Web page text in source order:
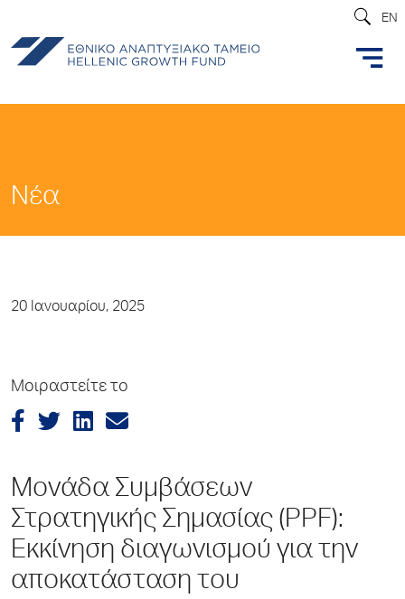
EN
Νέα
20 Ιανουαρίου, 2025
Μοιραστείτε το
Μονάδα Συμβάσεων
Στρατηγικής Σημασίας (PPF):
Εκκίνηση διαγωνισμού για την
αποκατάσταση του